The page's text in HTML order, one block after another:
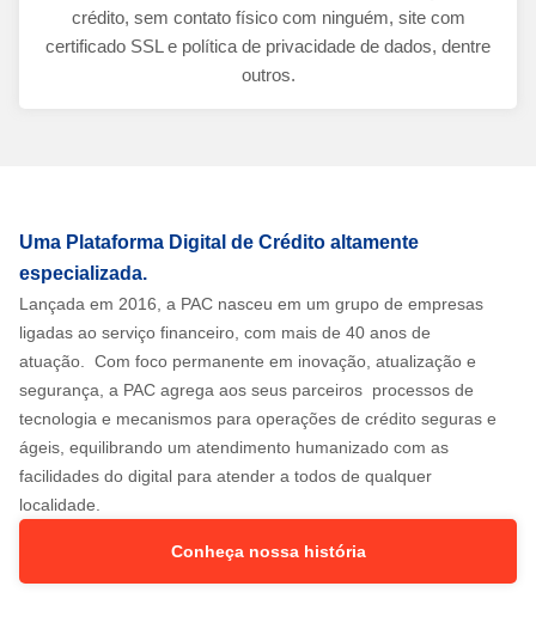
crédito, sem contato físico com ninguém, site com
certificado SSL e política de privacidade de dados, dentre
outros.
Uma Plataforma Digital de Crédito altamente
especializada.
Lançada em 2016, a PAC nasceu em um grupo de empresas
ligadas ao serviço financeiro, com mais de 40 anos de
atuação. Com foco permanente em inovação, atualização e
segurança, a PAC agrega aos seus parceiros processos de
tecnologia e mecanismos para operações de crédito seguras e
ágeis, equilibrando um atendimento humanizado com as
facilidades do digital para atender a todos de qualquer
localidade.
Conheça nossa história